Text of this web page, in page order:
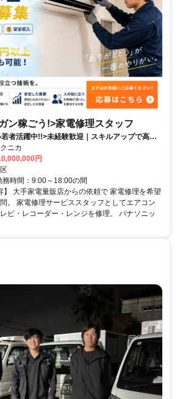
ン稼ごう!>家電修理スタッフ
者活躍中!!>未経験歓迎｜スキルアップで高収
した案件数｜ノルマなし！
ニカ
円
務時間：9:00～18:00の間
】 大手家電量販店からの依頼で 家電修理を希望
。 家電修理サービススタッフとしてエアコン
ビ・レコーダー・レンジを修理。 パナソニッ